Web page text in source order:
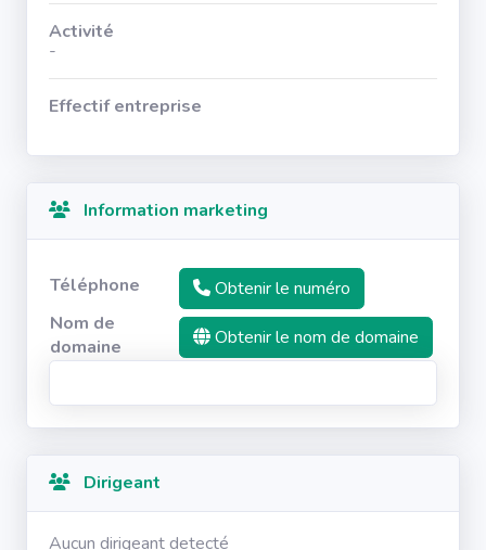
Activité
-
Effectif entreprise
Information marketing
Téléphone
Obtenir le numéro
Nom de
domaine
Obtenir le nom de domaine
Dirigeant
Aucun dirigeant detecté